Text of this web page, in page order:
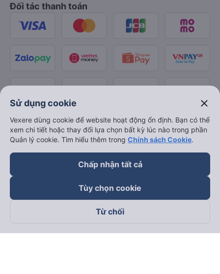
Đối tác thanh toán
Theo dõi chúng tôi trên
Sử dụng cookie close
Vexere dùng cookie để website hoạt động ổn định. Bạn có thể
xem chi tiết hoặc thay đổi lựa chọn bất kỳ lúc nào trong phần
Quản lý cookie. Tìm hiểu thêm trong Chính sách Cookie.
Chấp nhận tất cả
Tùy chọn cookie
Từ chối